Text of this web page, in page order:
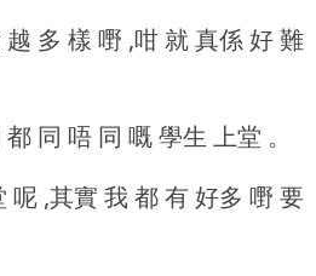
多 樣 嘢 ,咁 就 真係 好 難
同 唔 同 嘅 學生 上堂 。
呢 ,其實 我 都 有 好多 嘢 要